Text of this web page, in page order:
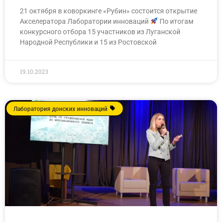
21 октября в коворкинге «Рубин» состоится открытие
Акселератора Лаборатории инноваций
По итогам
конкурсного отбора 15 участников из Луганской
Народной Республики и 15 из Ростовской
19.10.2023
Лаборатория донских инноваций